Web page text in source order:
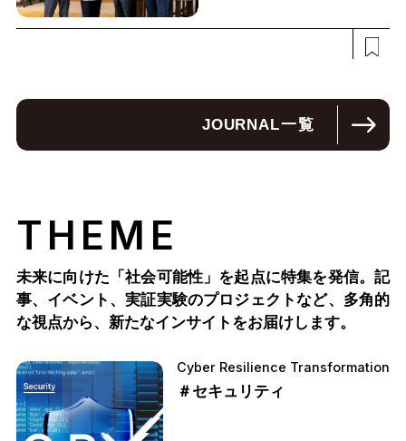
JOURNAL一覧
THEME
未来に向けた「社会可能性」を起点に特集を発信。記
事、イベント、実証実験のプロジェクトなど、多角的
な視点から、新たなインサイトをお届けします。
Cyber Resilience Transformation
＃セキュリティ